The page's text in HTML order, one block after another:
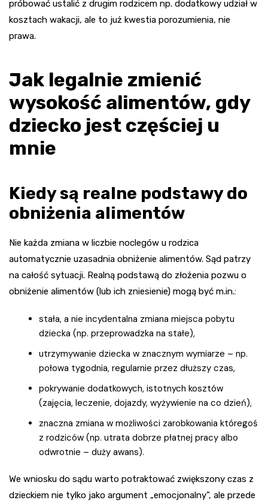
próbować ustalić z drugim rodzicem np. dodatkowy udział w
kosztach wakacji, ale to już kwestia porozumienia, nie
prawa.
Jak legalnie zmienić
wysokość alimentów, gdy
dziecko jest częściej u
mnie
Kiedy są realne podstawy do
obniżenia alimentów
Nie każda zmiana w liczbie noclegów u rodzica
automatycznie uzasadnia obniżenie alimentów. Sąd patrzy
na całość sytuacji. Realną podstawą do złożenia pozwu o
obniżenie alimentów (lub ich zniesienie) mogą być m.in.:
stała, a nie incydentalna zmiana miejsca pobytu
dziecka (np. przeprowadzka na stałe),
utrzymywanie dziecka w znacznym wymiarze – np.
połowa tygodnia, regularnie przez dłuższy czas,
pokrywanie dodatkowych, istotnych kosztów
(zajęcia, leczenie, dojazdy, wyżywienie na co dzień),
znaczna zmiana w możliwości zarobkowania któregoś
z rodziców (np. utrata dobrze płatnej pracy albo
odwrotnie – duży awans).
We wniosku do sądu warto potraktować zwiększony czas z
dzieckiem nie tylko jako argument „emocjonalny”, ale przede